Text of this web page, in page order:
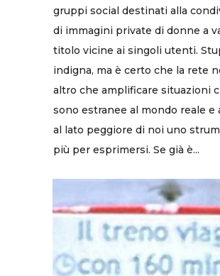
gruppi social destinati alla
di immagini private di donne a
titolo vicine ai singoli utenti.
indigna, ma è certo che la rete
altro che amplificare situazioni
sono estranee al mondo reale e
al lato peggiore di noi uno
più per esprimersi. Se già è...